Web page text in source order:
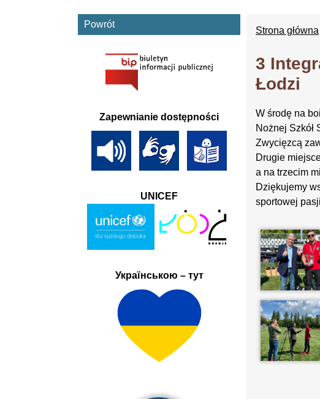
Strona główna
3
Łodzi
W środę na
Nożnej Szkół
Zwycięzcą
Drugie
a na trzecim
Dziękujemy
sportowej
Powrót
Zapewnianie dostępności
UNICEF
Українською – тут